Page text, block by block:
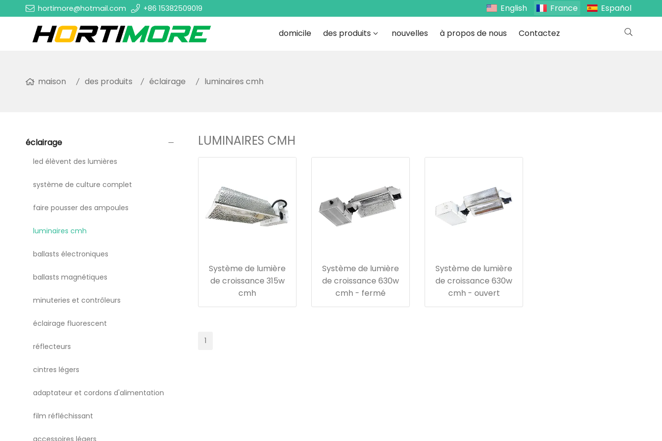
hortimore@hotmail.com +86 15382509019 English France Español
domicile des produits nouvelles à propos de nous Contactez
maison des produits éclairage luminaires cmh
éclairage
led élèvent des lumières
système de culture complet
faire pousser des ampoules
luminaires cmh
ballasts électroniques
ballasts magnétiques
minuteries et contrôleurs
éclairage fluorescent
réflecteurs
cintres légers
adaptateur et cordons d'alimentation
film réfléchissant
accessoires légers
LUMINAIRES CMH
Système de lumière
de croissance 315w
cmh
Système de lumière
de croissance 630w
cmh - fermé
Système de lumière
de croissance 630w
cmh - ouvert
1